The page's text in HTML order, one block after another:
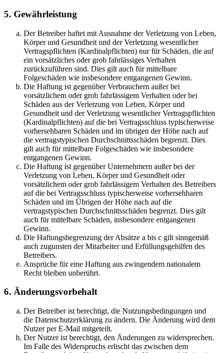
5. Gewährleistung
Der Betreiber haftet mit Ausnahme der Verletzung von Leben,
Körper und Gesundheit und der Verletzung wesentlicher
Vertragspflichten (Kardinalpflichten) nur für Schäden, die auf
ein vorsätzliches oder grob fahrlässiges Verhalten
zurückzuführen sind. Dies gilt auch für mittelbare
Folgeschäden wie insbesondere entgangenen Gewinn.
Die Haftung ist gegenüber Verbrauchern außer bei
vorsätzlichem oder grob fahrlässigem Verhalten oder bei
Schäden aus der Verletzung von Leben, Körper und
Gesundheit und der Verletzung wesentlicher Vertragspflichten
(Kardinalpflichten) auf die bei Vertragsschluss typischerweise
vorhersehbaren Schäden und im übrigen der Höhe nach auf
die vertragstypischen Durchschnittsschäden begrenzt. Dies
gilt auch für mittelbare Folgeschäden wie insbesondere
entgangenen Gewinn.
Die Haftung ist gegenüber Unternehmern außer bei der
Verletzung von Leben, Körper und Gesundheit oder
vorsätzlichem oder grob fahrlässigem Verhalten des Betreibers
auf die bei Vertragsschluss typischerweise vorhersehbaren
Schäden und im Übrigen der Höhe nach auf die
vertragstypischen Durchschnittsschäden begrenzt. Dies gilt
auch für mittelbare Schäden, insbesondere entgangenen
Gewinn.
Die Haftungsbegrenzung der Absätze a bis c gilt sinngemäß
auch zugunsten der Mitarbeiter und Erfüllungsgehilfen des
Betreibers.
Ansprüche für eine Haftung aus zwingendem nationalem
Recht bleiben unberührt.
6. Änderungsvorbehalt
Der Betreiber ist berechtigt, die Nutzungsbedingungen und
die Datenschutzerklärung zu ändern. Die Änderung wird dem
Nutzer per E-Mail mitgeteilt.
Der Nutzer ist berechtigt, den Änderungen zu widersprechen.
Im Falle des Widerspruchs erlischt das zwischen dem